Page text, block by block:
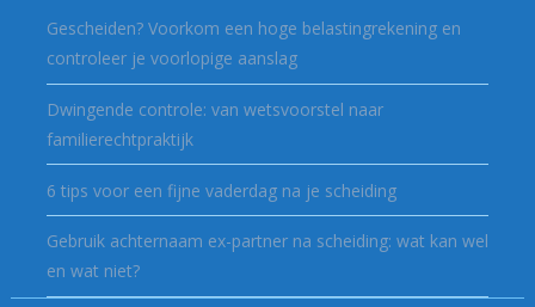
Gescheiden? Voorkom een hoge belastingrekening en
controleer je voorlopige aanslag
Dwingende controle: van wetsvoorstel naar
familierechtpraktijk
6 tips voor een fijne vaderdag na je scheiding
Gebruik achternaam ex-partner na scheiding: wat kan wel
en wat niet?